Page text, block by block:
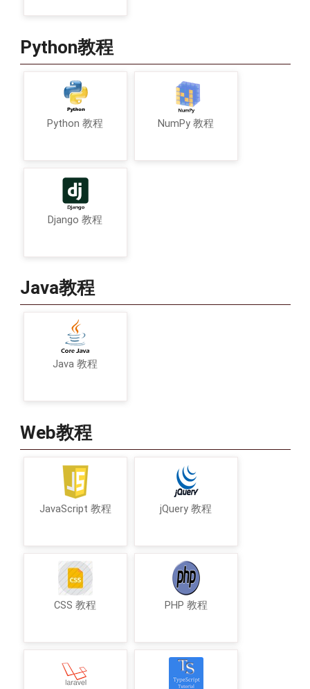
Python教程
Python 教程 NumPy 教程
Django 教程
Java教程
Java 教程
Web教程
JavaScript 教程 jQuery 教程
CSS 教程 PHP 教程